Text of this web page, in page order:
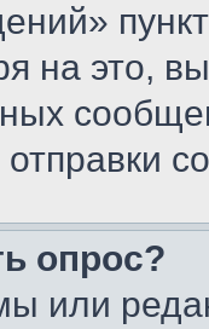
на это,
опрос?
или